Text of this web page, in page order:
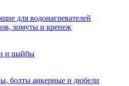
для водонагревателей
хомуты и крепеж
и шайбы
болты анкерные и дюбели